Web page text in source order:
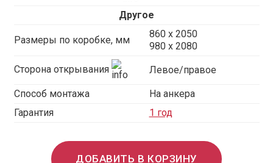
Другое
Размеры по коробке, мм
860 х 2050
980 x 2080
Сторона открывания Левое/правое
Способ монтажа
На анкера
Гарантия
1 год
ДОБАВИТЬ В КОРЗИНУ